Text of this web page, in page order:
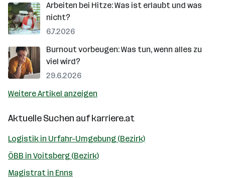
Arbeiten bei Hitze: Was ist erlaubt und was
nicht?
6.7.2026
Burnout vorbeugen: Was tun, wenn alles zu
viel wird?
29.6.2026
Weitere Artikel anzeigen
Aktuelle Suchen aufkarriere.at
Logistik in Urfahr-Umgebung (Bezirk)
ÖBB in Voitsberg (Bezirk)
Magistrat in Enns